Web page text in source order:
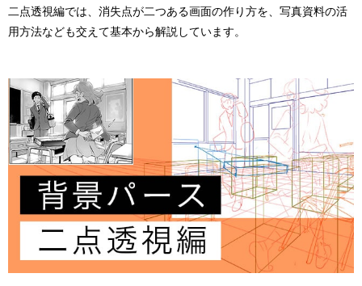
二点透視編では、消失点が二つある画面の作り方を、写真資料の活
用方法なども交えて基本から解説しています。